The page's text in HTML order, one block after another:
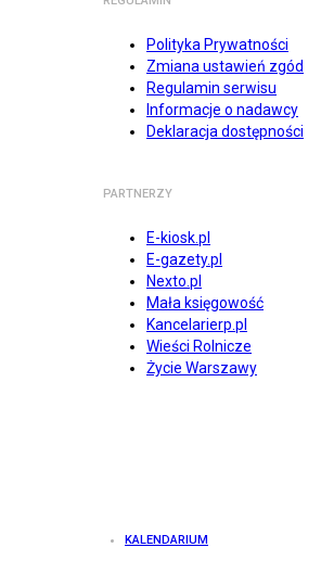
Polityka Prywatności
Zmiana ustawień zgód
Regulamin serwisu
Informacje o nadawcy
Deklaracja dostępności
PARTNERZY
E-kiosk.pl
E-gazety.pl
Nexto.pl
Mała księgowość
Kancelarierp.pl
Wieści Rolnicze
Życie Warszawy
KALENDARIUM